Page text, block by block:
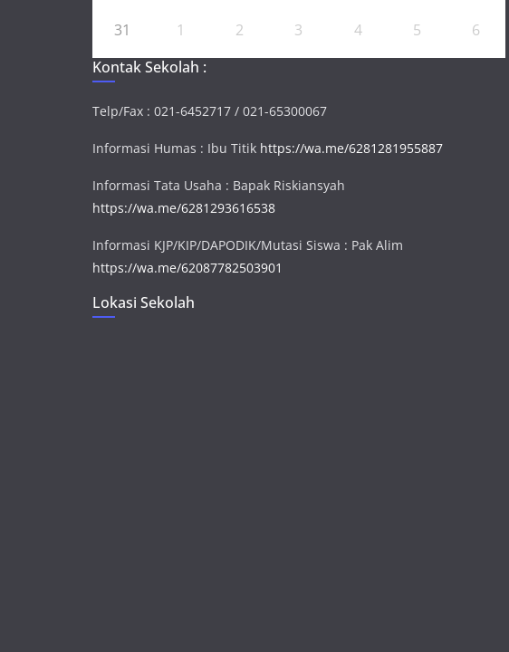
31 1 2 3 4 5
6
Kontak Sekolah :
Telp/Fax : 021-6452717 / 021-65300067
Informasi Humas : Ibu Titik https://wa.me/6281281955887
Informasi Tata Usaha : Bapak Riskiansyah
https://wa.me/6281293616538
Informasi KJP/KIP/DAPODIK/Mutasi Siswa : Pak Alim
https://wa.me/62087782503901
Lokasi Sekolah